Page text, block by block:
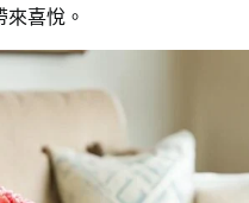
喜悅。